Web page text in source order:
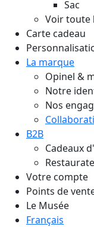
Sac
Voir toute
Carte cadeau
La marque
Opinel &
Notre
Nos
B2B
Cadeaux
Votre compte
Points de
Le Musée
Français